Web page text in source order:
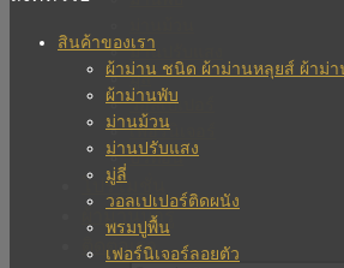
ม่านปรับแสง
มู่ลี่
วอลเปเปอร์
เฟอร์นิเจอร์
บิวท์อิน
โปรโมชั่น
ผ้าม่านน่ารู้
ติดต่อเรา
สินค้าของเรา
ผ้าม่าน ชนิด ผ้าม่านหลุยส์ ผ้าม่า
ผ้าม่านพับ
ม่านม้วน
ม่านปรับแสง
มู่ลี่
วอลเปเปอร์ติดผนัง
พรมปูพื้น
เฟอร์นิเจอร์ลอยตัว